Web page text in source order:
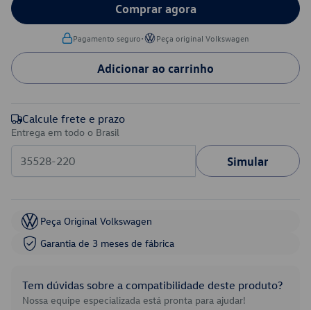
Comprar agora
Pagamento seguro• Peça original Volkswagen
Adicionar ao carrinho
Calcule frete e prazo
Entrega em todo o Brasil
Simular
Peça Original Volkswagen
Garantia de 3 meses de fábrica
Tem dúvidas sobre a compatibilidade deste produto?
Nossa equipe especializada está pronta para ajudar!